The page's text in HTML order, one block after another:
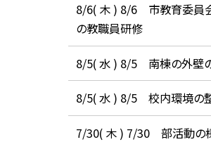
8/6( 木 ) 8/6 市教育委員
の教職員研修
8/5( 水 ) 8/5 南棟の外壁
8/5( 水 ) 8/5 校内環境の
7/30( 木 ) 7/30 部活動の